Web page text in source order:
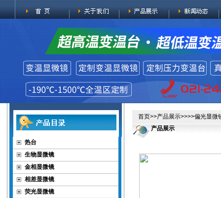
热台
生物显微镜
金相显微镜
相差显微镜
荧光显微镜
首页>>产品展示>>>>偏光显微
产品展示